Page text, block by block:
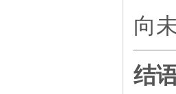
向
结